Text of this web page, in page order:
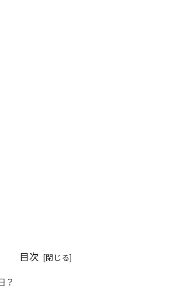
目次
？